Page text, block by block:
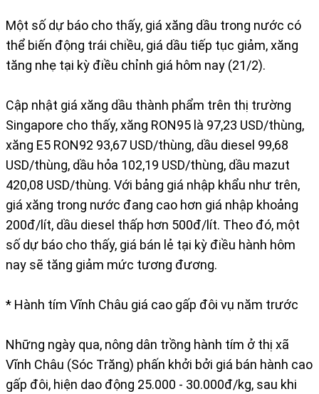
Một số dự báo cho thấy, giá xăng dầu trong nước có
thể biến động trái chiều, giá dầu tiếp tục giảm, xăng
tăng nhẹ tại kỳ điều chỉnh giá hôm nay (21/2).
Cập nhật giá xăng dầu thành phẩm trên thị trường
Singapore cho thấy, xăng RON95 là 97,23 USD/thùng,
xăng E5 RON92 93,67 USD/thùng, dầu diesel 99,68
USD/thùng, dầu hỏa 102,19 USD/thùng, dầu mazut
420,08 USD/thùng. Với bảng giá nhập khẩu như trên,
giá xăng trong nước đang cao hơn giá nhập khoảng
200đ/lít, dầu diesel thấp hơn 500đ/lít. Theo đó, một
số dự báo cho thấy, giá bán lẻ tại kỳ điều hành hôm
nay sẽ tăng giảm mức tương đương.
* Hành tím Vĩnh Châu giá cao gấp đôi vụ năm trước
Những ngày qua, nông dân trồng hành tím ở thị xã
Vĩnh Châu (Sóc Trăng) phấn khởi bởi giá bán hành cao
gấp đôi, hiện dao động 25.000 - 30.000đ/kg, sau khi